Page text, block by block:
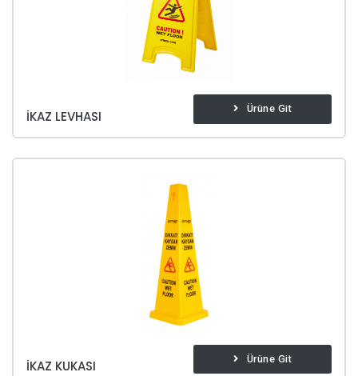
İKAZ LEVHASI Ürüne Git
İKAZ KUKASI Ürüne Git